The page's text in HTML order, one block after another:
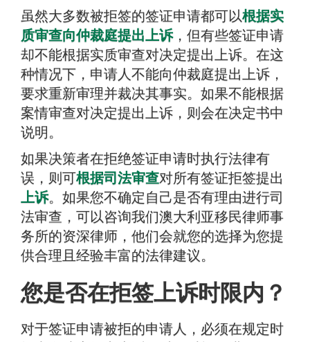
虽然大多数被拒签的签证申请都可以根据实
质审查向仲裁庭提出上诉，但有些签证申请
却不能根据实质审查对决定提出上诉。在这
种情况下，申请人不能向仲裁庭提出上诉，
要求重新审理并裁决其事实。如果不能根据
案情审查对决定提出上诉，则会在决定书中
说明。
如果决策者在拒绝签证申请时执行法律有
误，则可根据司法审查对所有签证拒签提出
上诉。如果您不确定自己是否有理由进行司
法审查，可以咨询我们澳大利亚移民律师事
务所的资深律师，他们会就您的选择为您提
供合理且经验丰富的法律建议。
您是否在拒签上诉时限内？
对于签证申请被拒的申请人，必须在规定时